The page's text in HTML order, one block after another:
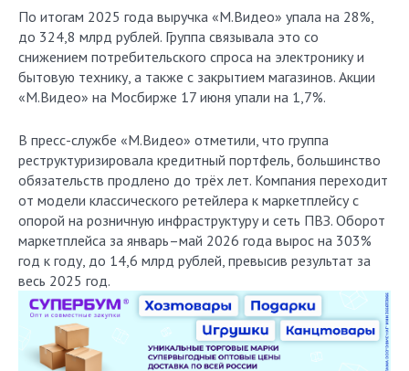
По итогам 2025 года выручка «М.Видео» упала на 28%,
до 324,8 млрд рублей. Группа связывала это со
снижением потребительского спроса на электронику и
бытовую технику, а также с закрытием магазинов. Акции
«М.Видео» на Мосбирже 17 июня упали на 1,7%.
В пресс-службе «М.Видео» отметили, что группа
реструктуризировала кредитный портфель, большинство
обязательств продлено до трёх лет. Компания переходит
от модели классического ретейлера к маркетплейсу с
опорой на розничную инфраструктуру и сеть ПВЗ. Оборот
маркетплейса за январь–май 2026 года вырос на 303%
год к году, до 14,6 млрд рублей, превысив результат за
весь 2025 год.